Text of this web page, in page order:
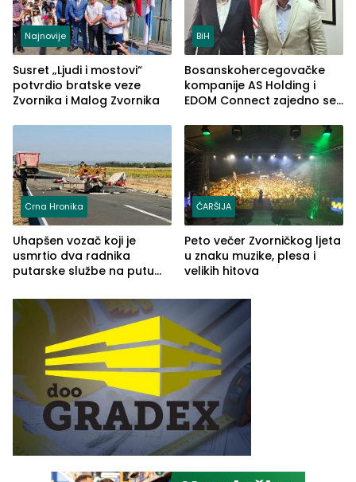
Najnovije
Susret „Ljudi i mostovi“
potvrdio bratske veze
Zvornika i Malog Zvornika
BiH
Bosanskohercegovačke
kompanije AS Holding i
EDOM Connect zajedno se
Crna Hronika
Uhapšen vozač koji je
usmrtio dva radnika
putarske službe na putu
(FOTO)
ČARŠIJA
Peto večer Zvorničkog ljeta
u znaku muzike, plesa i
velikih hitova